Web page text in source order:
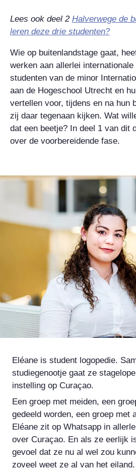
Lees ook deel 2 Halverwege de
leren deze drie studenten?
Wie op buitenlandstage gaat,
werken aan allerlei
studenten van de minor
aan de Hogeschool Utrecht en
vertellen voor, tijdens en na hun
zij daar tegenaan kijken. Wat
dat een beetje? In deel 1 van dit
over de voorbereidende fase.
Eléane is student logopedie.
studiegenootje gaat ze
instelling op Curaçao.
Een groep met meiden, een
gedeeld worden, een groep met
Eléane zit op Whatsapp in
over Curaçao. En als ze eerlijk
gevoel dat ze nu al wel zou
zoveel weet ze al van het eiland.